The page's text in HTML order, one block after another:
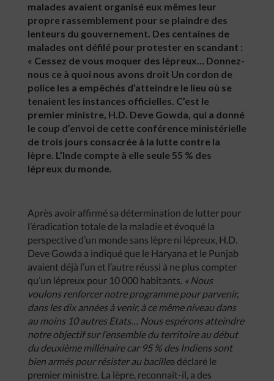
malades avaient organisé eux mêmes leur
propre rassemblement pour se plaindre des
lenteurs du gouvernement. Des centaines de
malades ont défilé pour protester en scandant :
« Cessez de vous moquer des lépreux… Donnez-
nous ce à quoi nous avons droit Un cordon de
police les a empêchés d’atteindre le lieu où se
tenaient les instances officielles. C’est le
premier ministre, H.D. Deve Gowda, qui a donné
le coup d’envoi de cette conférence ministérielle
de trois jours consacrée à la lutte contre la
lèpre. L’Inde compte à elle seule 55 % des
lépreux du monde.
Après avoir affirmé sa détermination de lutter pour
l’éradication totale de la maladie et évoqué la
perspective d’un monde sans lèpre ni lépreux, H.D.
Deve Gowda a indiqué que le Haryana et le Punjab
avaient déjà l’un et l’autre réussi à ne plus compter
qu’un lépreux pour 10 000 habitants. « Nous
voulons renforcer notre programme pour parvenir,
dans les dix années à venir, à ce même niveau dans
au moins 10 autres Etats… Nous espérons atteindre
notre objectif sur l’ensemble du territoire au début
du deuxième millénaire car 95 % des Indiens sont
bien armés pour résister au bacillea déclaré le
premier ministre. La lèpre, reconnaît-il, a des